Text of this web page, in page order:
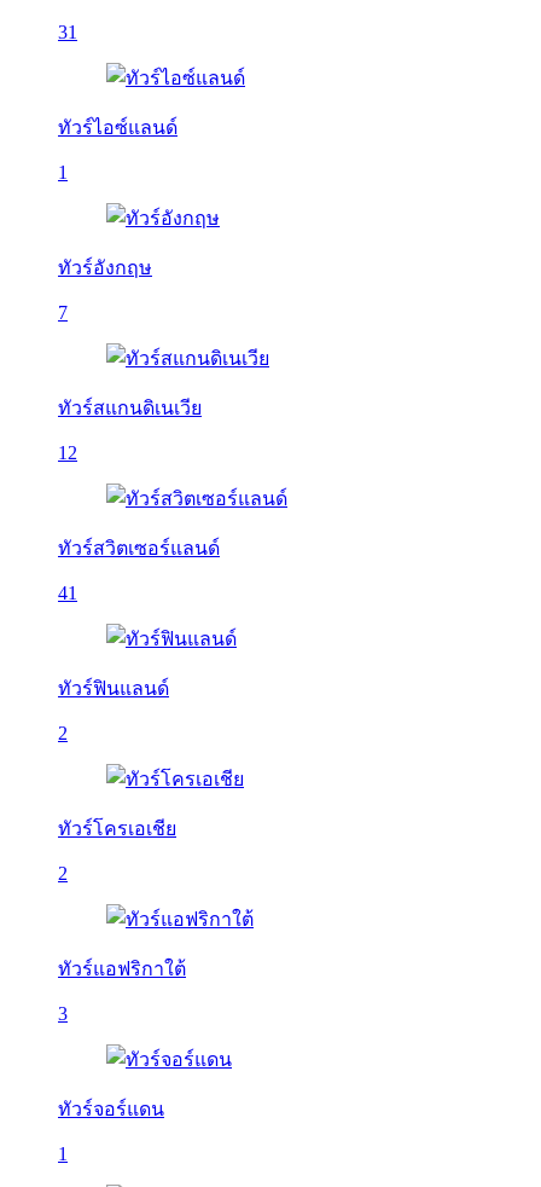
31
ทัวร์ไอซ์แลนด์
1
ทัวร์อังกฤษ
7
ทัวร์สแกนดิเนเวีย
12
ทัวร์สวิตเซอร์แลนด์
41
ทัวร์ฟินแลนด์
2
ทัวร์โครเอเชีย
2
ทัวร์แอฟริกาใต้
3
ทัวร์จอร์แดน
1